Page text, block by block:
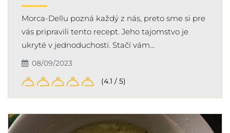
Morca-Dellu pozná každý z nás, preto sme si pre
vás pripravili tento recept. Jeho tajomstvo je
ukryté v jednoduchosti. Stačí vám…
08/09/2023
(4.1 / 5)